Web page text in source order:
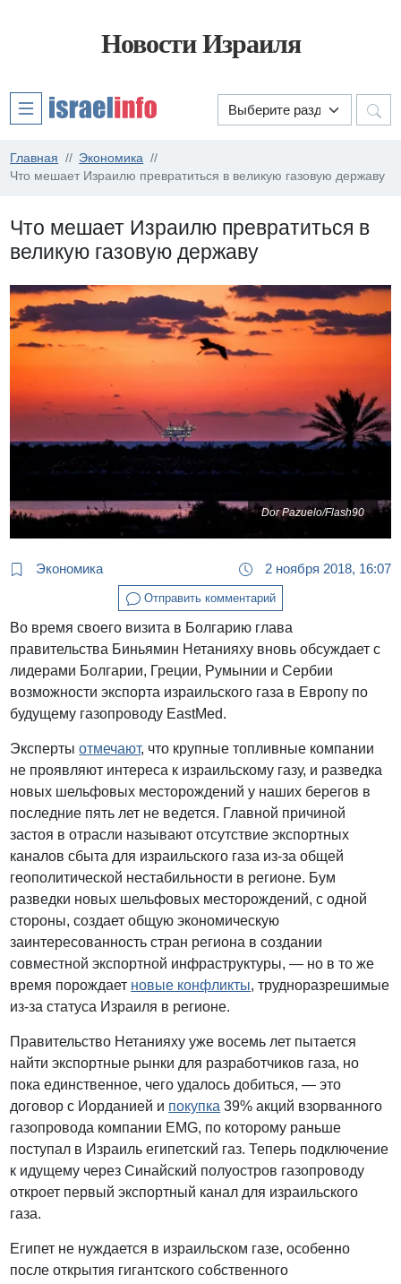
Новости Израиля
Главная
Экономика
Что мешает Израилю превратиться в великую газовую державу
Что мешает Израилю превратиться в
великую газовую державу
Dor Pazuelo/Flash90
Экономика 2 ноября 2018, 16:07
Отправить комментарий
Во время своего визита в Болгарию глава
правительства Биньямин Нетанияху вновь обсуждает с
лидерами Болгарии, Греции, Румынии и Сербии
возможности экспорта израильского газа в Европу по
будущему газопроводу EastMed.
Экспертыотмечают, что крупные топливные компании
не проявляют интереса к израильскому газу, и разведка
новых шельфовых месторождений у наших берегов в
последние пять лет не ведется. Главной причиной
застоя в отрасли называют отсутствие экспортных
каналов сбыта для израильского газа из-за общей
геополитической нестабильности в регионе. Бум
разведки новых шельфовых месторождений, с одной
стороны, создает общую экономическую
заинтересованность стран региона в создании
совместной экспортной инфраструктуры, — но в то же
время порождает новые конфликты, трудноразрешимые
из-за статуса Израиля в регионе.
Правительство Нетанияху уже восемь лет пытается
найти экспортные рынки для разработчиков газа, но
пока единственное, чего удалось добиться, — это
договор с Иорданией и покупка 39% акций взорванного
газопровода компании EMG, по которому раньше
поступал в Израиль египетский газ. Теперь подключение
к идущему через Синайский полуостров газопроводу
откроет первый экспортный канал для израильского
газа.
Египет не нуждается в израильском газе, особенно
после открытия гигантского собственного